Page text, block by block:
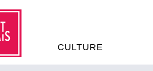
CULTURE